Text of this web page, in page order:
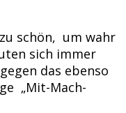
schön, um wahr
sich immer
das ebenso
„Mit-Mach-